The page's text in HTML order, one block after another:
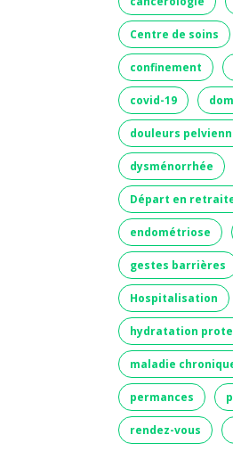
Centre de soins
confinement
covid-19
douleurs
dysménorrhée
Départ en
endométriose
gestes barrières
Hospitalisation
hydratation
maladie
permances
rendez-vous